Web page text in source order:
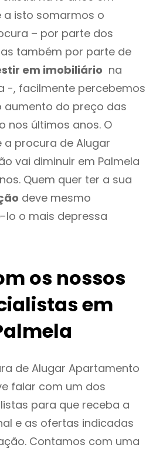
a isto somarmos o
– por parte dos
também por parte de
em imobiliário na
-, facilmente percebemos
aumento do preço das
nos últimos anos. O
a procura de Alugar
vai diminuir em Palmela
Quem quer ter a sua
deve mesmo
lo o mais depressa
os nossos
em
de Alugar Apartamento
falar com um dos
para que receba a
e as ofertas indicadas
Contamos com uma